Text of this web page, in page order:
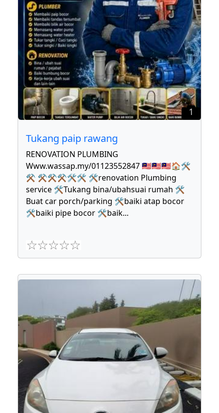
1
Tukang paip rawang
RENOVATION PLUMBING
Www.wassap.my/01123552847 🇲🇾🇲🇾🇲🇾🏠🛠
⚒ ⚒⚒⚒🛠🛠 🛠renovation Plumbing
service 🛠Tukang bina/ubahsuai rumah 🛠
Buat car porch/parking 🛠baiki atap bocor
🛠baiki pipe bocor 🛠baik...